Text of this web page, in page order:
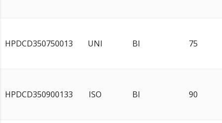
HPDCD350750013 UNI BI 75
HPDCD350900133 ISO BI 90